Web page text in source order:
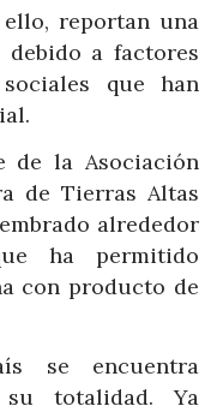
reportan una
a factores
que han
de la Asociación
de Tierras Altas
alrededor
ha permitido
con producto de
se encuentra
totalidad. Ya